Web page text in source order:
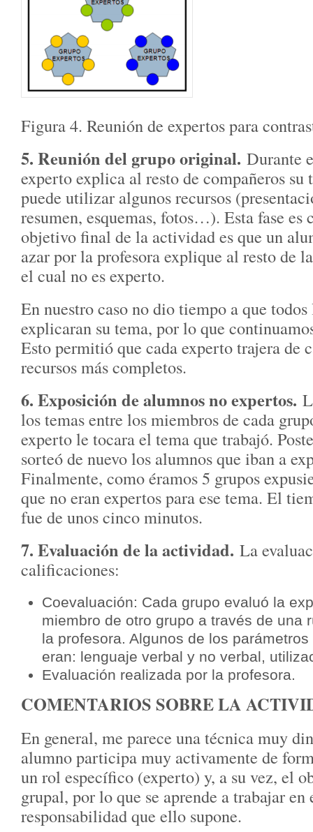
Figura 4. Reunión de expertos para
5. Reunión del grupo original. Durante
experto explica al resto de compañeros su
puede utilizar algunos recursos
resumen, esquemas, fotos…). Esta fase es
objetivo final de la actividad es que un
azar por la profesora explique al resto de
el cual no es experto.
En nuestro caso no dio tiempo a que
explicaran su tema, por lo que
Esto permitió que cada experto trajera de
recursos más completos.
6. Exposición de alumnos no expertos.
los temas entre los miembros de cada
experto le tocara el tema que trabajó.
sorteó de nuevo los alumnos que iban a
Finalmente, como éramos 5 grupos
que no eran expertos para ese tema. El
fue de unos cinco minutos.
7. Evaluación de la actividad. La
calificaciones:
Coevaluación: Cada grupo evaluó la
miembro de otro grupo a través de una
la profesora. Algunos de los
eran: lenguaje verbal y no verbal,
Evaluación realizada por la profesora.
COMENTARIOS SOBRE LA
En general, me parece una técnica muy
alumno participa muy activamente de
un rol específico (experto) y, a su vez, el
grupal, por lo que se aprende a trabajar
responsabilidad que ello supone.